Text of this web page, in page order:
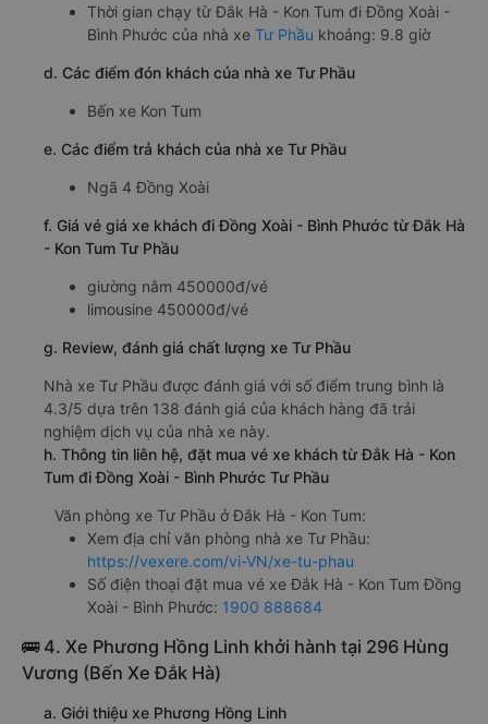
Thời gian chạy từ Đắk Hà - Kon Tum đi Đồng Xoài -
Bình Phước của nhà xe Tư Phầu khoảng: 9.8 giờ
d. Các điểm đón khách của nhà xe Tư Phầu
Bến xe Kon Tum
e. Các điểm trả khách của nhà xe Tư Phầu
Ngã 4 Đồng Xoài
f. Giá vé giá xe khách đi Đồng Xoài - Bình Phước từ Đắk Hà
- Kon Tum Tư Phầu
giường nằm 450000đ/vé
limousine 450000đ/vé
g. Review, đánh giá chất lượng xe Tư Phầu
Nhà xe Tư Phầu được đánh giá với số điểm trung bình là
4.3/5 dựa trên 138 đánh giá của khách hàng đã trải
nghiệm dịch vụ của nhà xe này.
h. Thông tin liên hệ, đặt mua vé xe khách từ Đắk Hà - Kon
Tum đi Đồng Xoài - Bình Phước Tư Phầu
Văn phòng xe Tư Phầu ở Đắk Hà - Kon Tum:
Xem địa chỉ văn phòng nhà xe Tư Phầu:
https://vexere.com/vi-VN/xe-tu-phau
Số điện thoại đặt mua vé xe Đắk Hà - Kon Tum Đồng
Xoài - Bình Phước: 1900 888684
🚌 4. Xe Phương Hồng Linh khởi hành tại 296 Hùng
Vương (Bến Xe Đắk Hà)
a. Giới thiệu xe Phương Hồng Linh